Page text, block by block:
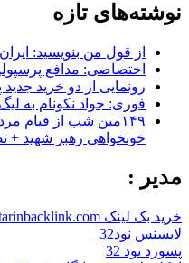
نوشته‌های تازه
از قول من بنویسید:
اختصاصی: مدافع
رونمایی از دو خرید
فوری: جواد نکونام به
۱۴۹مین شب از قیام
خونخواهی رهبر شهید +
مدیر :
خرید بک لینک behtarinbacklink.com
لایسنس نود32
پسورد نود 32